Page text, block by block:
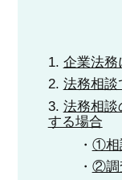
企業法務
法務相談
法務相談
する場合
①相
②調